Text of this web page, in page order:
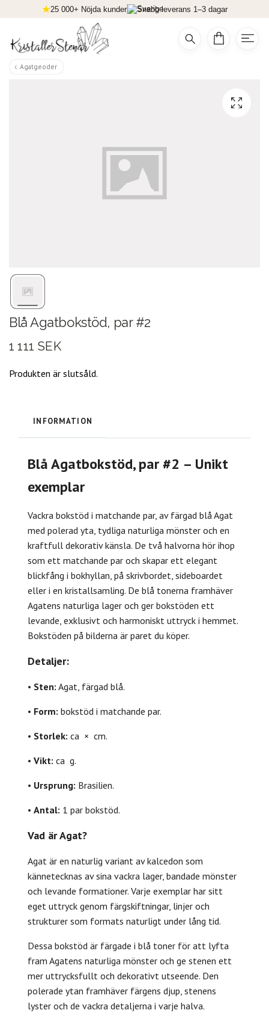
25 000+ Nöjda kunder Snabb leverans 1–3 dagar
Agatgeoder
Blå Agatbokstöd, par #2
1 111 SEK
Produkten är slutsåld.
INFORMATION
Blå Agatbokstöd, par #2 – Unikt
exemplar
Vackra bokstöd i matchande par, av färgad blå Agat
med polerad yta, tydliga naturliga mönster och en
kraftfull dekorativ känsla. De två halvorna hör ihop
som ett matchande par och skapar ett elegant
blickfång i bokhyllan, på skrivbordet, sideboardet
eller i en kristallsamling. De blå tonerna framhäver
Agatens naturliga lager och ger bokstöden ett
levande, exklusivt och harmoniskt uttryck i hemmet.
Bokstöden på bilderna är paret du köper.
Detaljer:
• Sten: Agat, färgad blå.
• Form: bokstöd i matchande par.
• Storlek: ca × cm.
• Vikt: ca g.
• Ursprung: Brasilien.
• Antal: 1 par bokstöd.
Vad är Agat?
Agat är en naturlig variant av kalcedon som
kännetecknas av sina vackra lager, bandade mönster
och levande formationer. Varje exemplar har sitt
eget uttryck genom färgskiftningar, linjer och
strukturer som formats naturligt under lång tid.
Dessa bokstöd är färgade i blå toner för att lyfta
fram Agatens naturliga mönster och ge stenen ett
mer uttrycksfullt och dekorativt utseende. Den
polerade ytan framhäver färgens djup, stenens
lyster och de vackra detaljerna i varje halva.